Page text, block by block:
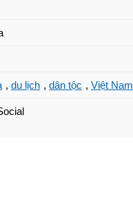
, du lịch , dân tộc , Việt Nam